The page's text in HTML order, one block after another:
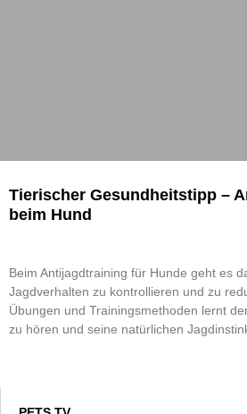
Tierischer Gesundheitstipp –
beim Hund
Beim Antijagdtraining für Hunde geht es
Jagdverhalten zu kontrollieren und zu
Übungen und Trainingsmethoden lernt
zu hören und seine natürlichen